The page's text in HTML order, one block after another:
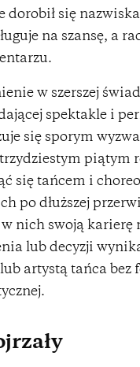
dorobił się
na szansę, a
w szerszej
spektakle i
się sporym
piątym
się tańcem i
po dłuższej
nich swoją karierę
lub decyzji
artystą tańca bez